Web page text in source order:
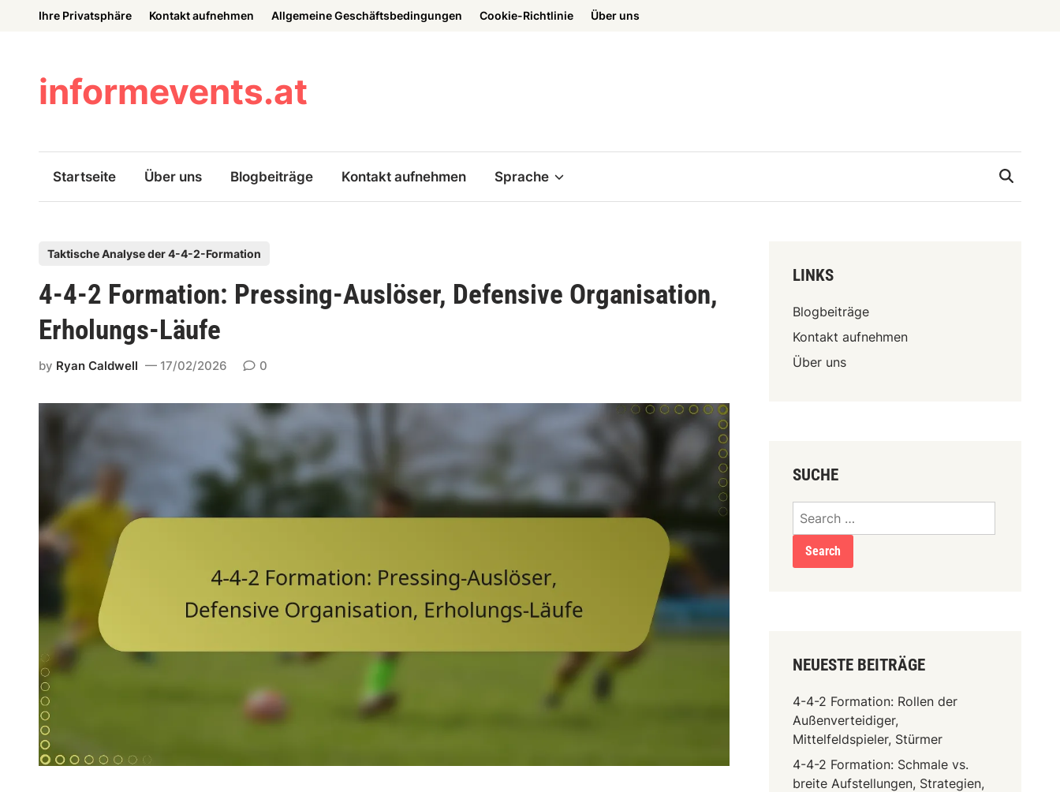
Ihre Privatsphäre Kontakt aufnehmen Allgemeine Geschäftsbedingungen Cookie-Richtlinie Über uns
informevents.at
Startseite Über uns Blogbeiträge Kontakt aufnehmen Sprache
s
t
e
d
n
Taktische Analyse der 4-4-2-Formation
4-4-2 Formation: Pressing-Auslöser, Defensive Organisation,
Erholungs-Läufe
by Ryan Caldwell 17/02/2026 0
LINKS
Blogbeiträge
Kontakt aufnehmen
Über uns
SUCHE
Search
NEUESTE BEITRÄGE
4-4-2 Formation: Rollen der
Außenverteidiger,
Mittelfeldspieler, Stürmer
4-4-2 Formation: Schmale vs.
breite Aufstellungen, Strategien,